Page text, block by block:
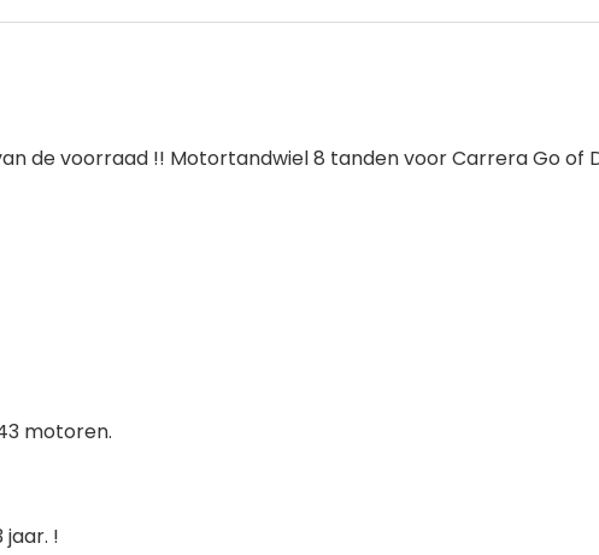
de voorraad !! Motortandwiel 8 tanden voor Carrera Go of
motoren.
!